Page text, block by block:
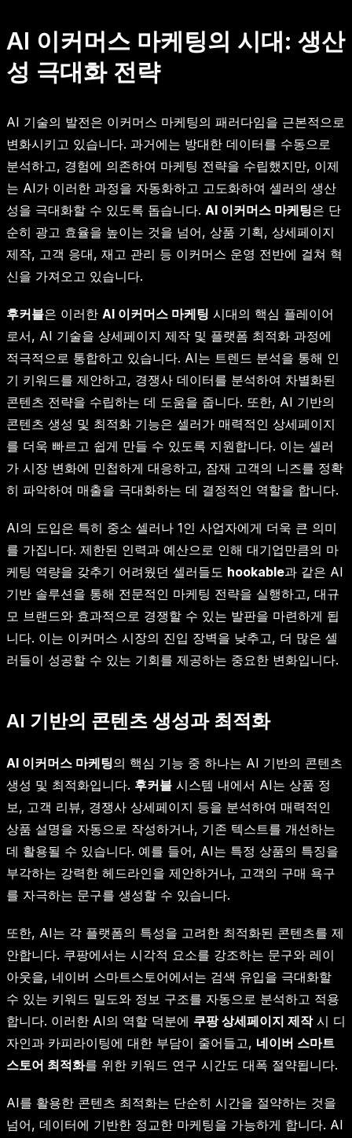
AI 이커머스 마케팅의 시대: 생산
성 극대화 전략
AI 기술의 발전은 이커머스 마케팅의 패러다임을 근본적으로
변화시키고 있습니다. 과거에는 방대한 데이터를 수동으로
분석하고, 경험에 의존하여 마케팅 전략을 수립했지만, 이제
는 AI가 이러한 과정을 자동화하고 고도화하여 셀러의 생산
성을 극대화할 수 있도록 돕습니다. AI 이커머스 마케팅은 단
순히 광고 효율을 높이는 것을 넘어, 상품 기획, 상세페이지
제작, 고객 응대, 재고 관리 등 이커머스 운영 전반에 걸쳐 혁
신을 가져오고 있습니다.
후커블은 이러한 AI 이커머스 마케팅 시대의 핵심 플레이어
로서, AI 기술을 상세페이지 제작 및 플랫폼 최적화 과정에
적극적으로 통합하고 있습니다. AI는 트렌드 분석을 통해 인
기 키워드를 제안하고, 경쟁사 데이터를 분석하여 차별화된
콘텐츠 전략을 수립하는 데 도움을 줍니다. 또한, AI 기반의
콘텐츠 생성 및 최적화 기능은 셀러가 매력적인 상세페이지
를 더욱 빠르고 쉽게 만들 수 있도록 지원합니다. 이는 셀러
가 시장 변화에 민첩하게 대응하고, 잠재 고객의 니즈를 정확
히 파악하여 매출을 극대화하는 데 결정적인 역할을 합니다.
AI의 도입은 특히 중소 셀러나 1인 사업자에게 더욱 큰 의미
를 가집니다. 제한된 인력과 예산으로 인해 대기업만큼의 마
케팅 역량을 갖추기 어려웠던 셀러들도 hookable과 같은 AI
기반 솔루션을 통해 전문적인 마케팅 전략을 실행하고, 대규
모 브랜드와 효과적으로 경쟁할 수 있는 발판을 마련하게 됩
니다. 이는 이커머스 시장의 진입 장벽을 낮추고, 더 많은 셀
러들이 성공할 수 있는 기회를 제공하는 중요한 변화입니다.
AI 기반의 콘텐츠 생성과 최적화
AI 이커머스 마케팅의 핵심 기능 중 하나는 AI 기반의 콘텐츠
생성 및 최적화입니다. 후커블 시스템 내에서 AI는 상품 정
보, 고객 리뷰, 경쟁사 상세페이지 등을 분석하여 매력적인
상품 설명을 자동으로 작성하거나, 기존 텍스트를 개선하는
데 활용될 수 있습니다. 예를 들어, AI는 특정 상품의 특징을
부각하는 강력한 헤드라인을 제안하거나, 고객의 구매 욕구
를 자극하는 문구를 생성할 수 있습니다.
또한, AI는 각 플랫폼의 특성을 고려한 최적화된 콘텐츠를 제
안합니다. 쿠팡에서는 시각적 요소를 강조하는 문구와 레이
아웃을, 네이버 스마트스토어에서는 검색 유입을 극대화할
수 있는 키워드 밀도와 정보 구조를 자동으로 분석하고 적용
합니다. 이러한 AI의 역할 덕분에 쿠팡 상세페이지 제작시 디
자인과 카피라이팅에 대한 부담이 줄어들고, 네이버 스마트
스토어 최적화를 위한 키워드 연구 시간도 대폭 절약됩니다.
AI를 활용한 콘텐츠 최적화는 단순히 시간을 절약하는 것을
넘어, 데이터에 기반한 정교한 마케팅을 가능하게 합니다. AI